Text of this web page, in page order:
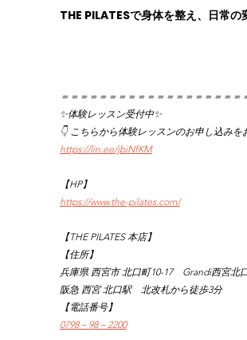
THE PILATESで身体を整え、日常
＝＝＝＝＝＝＝＝＝＝＝＝＝＝＝＝＝＝
✨体験レッスン受付中✨
👇 こちらから体験レッスンのお申し込みを
https://lin.ee/jbiNfKM
【HP】
https://www.the-pilates.com/
【THE PILATES 本店】
【住所】
兵庫県 西宮市 北口町10-17　Grandi西宮北
阪急 西宮 北口駅　北改札から徒歩3分
【電話番号】
0798－98－2200